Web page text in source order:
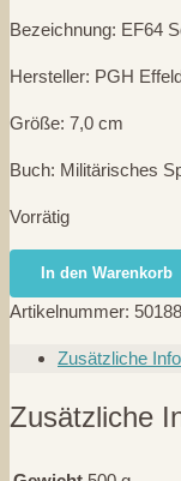
Bezeichnung: EF64
Hersteller: PGH
Größe: 7,0 cm
Buch: Militärisches
Vorrätig
EF64
Soldat,
rennend
Menge
In den Warenkorb
Artikelnummer: 50188
Zusätzliche
Zusätzliche